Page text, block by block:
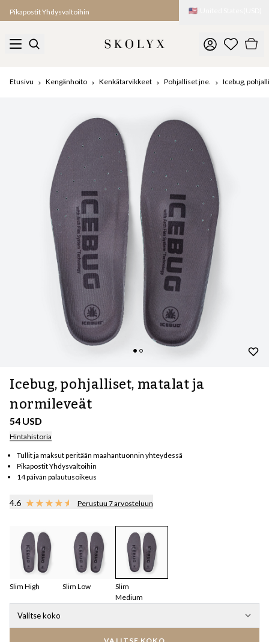
Pikapostit Yhdysvaltoihin 🇺🇸
Etusivu Kengänhoito Kenkätarvikkeet Pohjalliset jne. Icebug,
Icebug, pohjalliset, matalat ja
normileveät
54 USD
Hintahistoria
Tullit ja maksut peritään maahantuonnin yhteydessä
Pikapostit Yhdysvaltoihin
14 päivän palautusoikeus
4.6 Perustuu 7 arvosteluun
Slim High Slim Low
Slim
Medium
Valitse koko